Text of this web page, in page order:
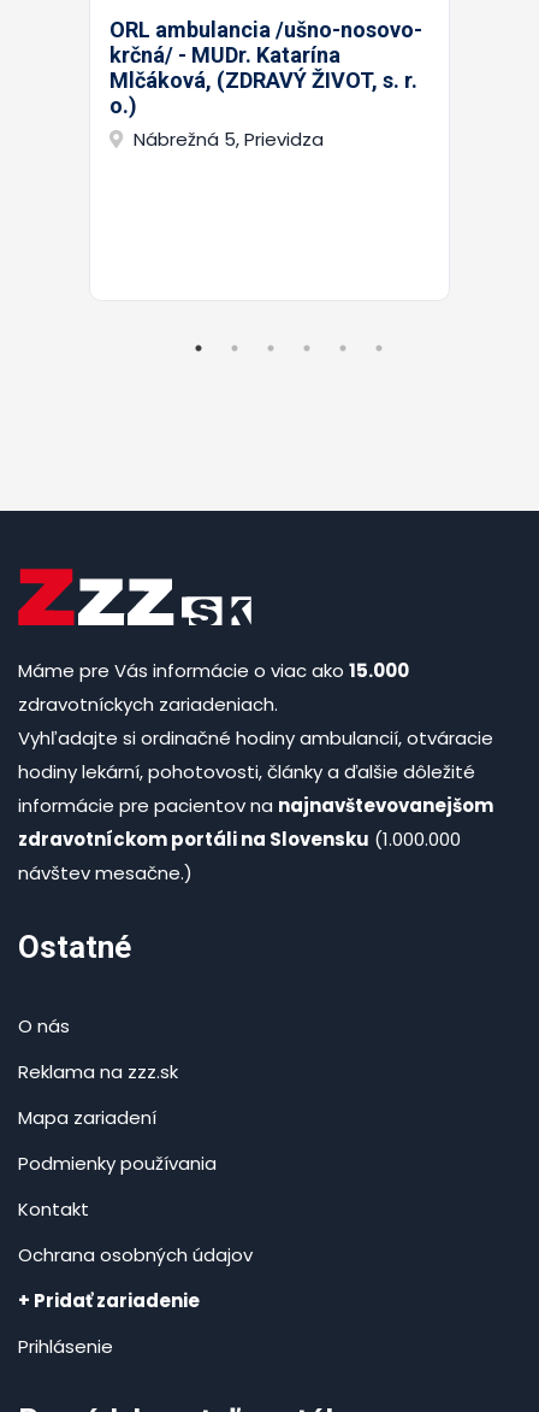
ORL ambulancia /ušno-nosovo-
krčná/ - MUDr. Katarína
Mlčáková, (ZDRAVÝ ŽIVOT, s. r.
o.)
Nábrežná 5, Prievidza
Máme pre Vás informácie o viac ako 15.000
zdravotníckych zariadeniach.
Vyhľadajte si ordinačné hodiny ambulancií, otváracie
hodiny lekární, pohotovosti, články a ďalšie dôležité
informácie pre pacientov na najnavštevovanejšom
zdravotníckom portáli na Slovensku (1.000.000
návštev mesačne.)
Ostatné
O nás
Reklama na zzz.sk
Mapa zariadení
Podmienky používania
Kontakt
Ochrana osobných údajov
+ Pridať zariadenie
Prihlásenie